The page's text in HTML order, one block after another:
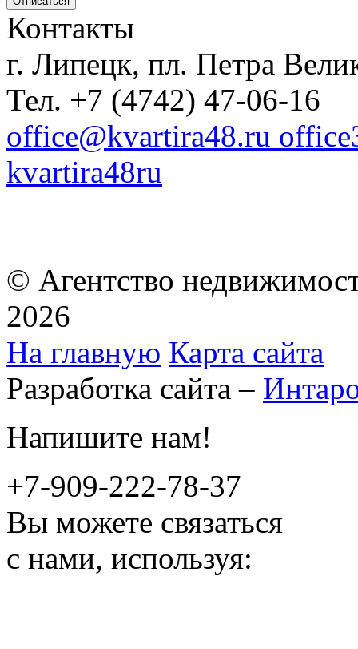
Контакты
г. Липецк, пл. Петра
Тел. +7 (4742) 47-06-16
office@kvartira48.ru
kvartira48ru
© Агентство
2026
На главную Карта сайта
Разработка сайта –
Напишите нам!
+7-909-222-78-37
Вы можете связаться
с нами, используя: